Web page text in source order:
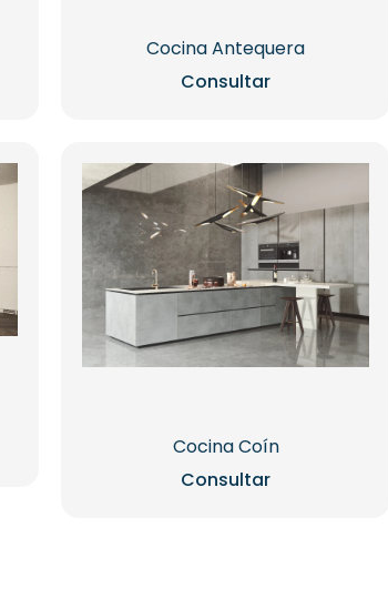
Cocina Antequera
Consultar
Cocina Coín
Consultar